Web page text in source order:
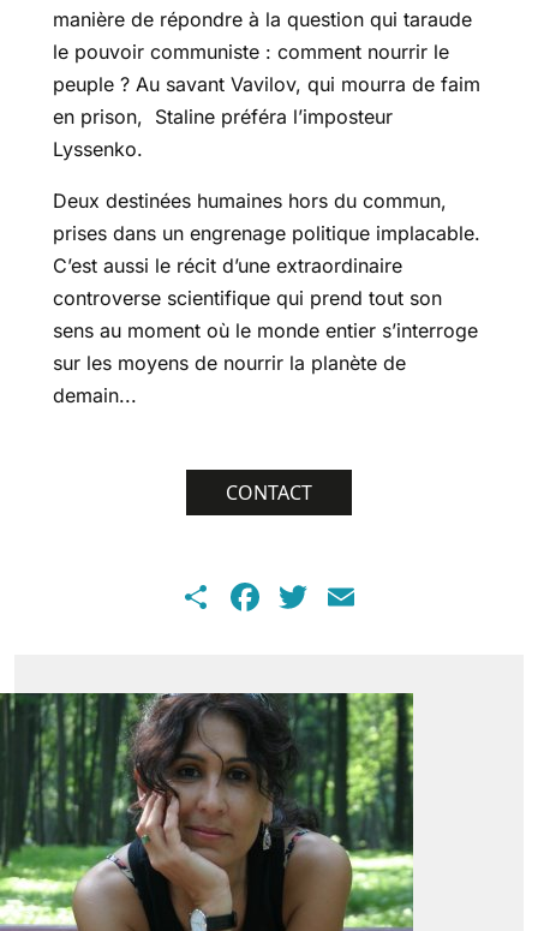
manière de répondre à la question qui taraude
le pouvoir communiste : comment nourrir le
peuple ? Au savant Vavilov, qui mourra de faim
en prison, Staline préféra l’imposteur
Lyssenko.
Deux destinées humaines hors du commun,
prises dans un engrenage politique implacable.
C’est aussi le récit d’une extraordinaire
controverse scientifique qui prend tout son
sens au moment où le monde entier s’interroge
sur les moyens de nourrir la planète de
demain...
CONTACT
ShareFacebook
Twitter